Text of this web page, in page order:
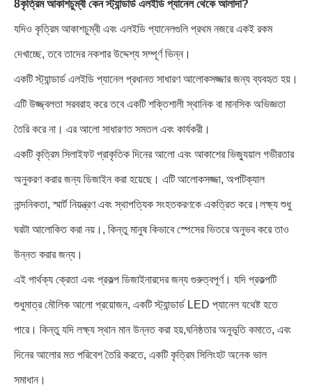
8কৃত্রিম আকাশচুম্বী কেন স্ট্যান্ডার্ড এলইডি প্যানেল থেকে আলাদা?
যদিও কৃত্রিম আকাশচুম্বী এবং এলইডি প্যানেলগুলি প্রথম নজরে একই রকম
দেখাচ্ছে, তবে তাদের নকশার উদ্দেশ্য সম্পূর্ণ ভিন্ন।
একটি স্ট্যান্ডার্ড এলইডি প্যানেল প্রধানত সাধারণ আলোকসজ্জার জন্য ব্যবহৃত হয়।
এটি উজ্জ্বলতা সরবরাহ করে তবে একটি শক্তিশালী স্থানিক বা মানসিক অভিজ্ঞতা
তৈরি করে না। এর আলো সাধারণত সমতল এবং কার্যকরী।
একটি কৃত্রিম সিলাইফট প্রাকৃতিক দিনের আলো এবং আকাশের ভিজ্যুয়াল গভীরতার
অনুকরণ করার জন্য ডিজাইন করা হয়েছে। এটি আলোকসজ্জা, অপটিক্যাল
নান্দনিকতা, স্মার্ট নিয়ন্ত্রণ এবং স্থাপত্যিক সংহতকরণকে একত্রিত করে।লক্ষ্য শুধু
ঘরটা আলোকিত করা নয়।, কিন্তু মানুষ কিভাবে স্পেসের ভিতরে অনুভব করে তাও
উন্নত করার জন্য।
এই পার্থক্য ক্রেতা এবং প্রকল্প ডিজাইনারদের জন্য গুরুত্বপূর্ণ। যদি প্রকল্পটি
শুধুমাত্র মৌলিক আলো প্রয়োজন, একটি স্ট্যান্ডার্ড LED প্যানেল যথেষ্ট হতে
পারে। কিন্তু যদি লক্ষ্য স্থান মান উন্নত করা হয়,ঘনিষ্ঠতার অনুভূতি কমাতে, এবং
দিনের আলোর মত পরিবেশ তৈরি করতে, একটি কৃত্রিম সিলিংহট অনেক ভাল
সমাধান।